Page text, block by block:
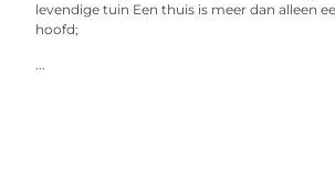
levendige tuin Een thuis is meer dan alleen
hoofd;
...